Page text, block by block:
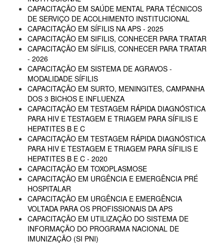
CAPACITAÇÃO EM SAÚDE MENTAL PARA TÉCNICOS
DE SERVIÇO DE ACOLHIMENTO INSTITUCIONAL
CAPACITAÇÃO EM SÍFILIS NA APS - 2025
CAPACITAÇÃO EM SIFILIS, CONHECER PARA TRATAR
CAPACITAÇÃO EM SÍFILIS, CONHECER PARA TRATAR
- 2026
CAPACITAÇÃO EM SISTEMA DE AGRAVOS -
MODALIDADE SÍFILIS
CAPACITAÇÃO EM SURTO, MENINGITES, CAMPANHA
DOS 3 BICHOS E INFLUENZA
CAPACITAÇÃO EM TESTAGEM RÁPIDA DIAGNÓSTICA
PARA HIV E TESTAGEM E TRIAGEM PARA SÍFILIS E
HEPATITES B E C
CAPACITAÇÃO EM TESTAGEM RÁPIDA DIAGNÓSTICA
PARA HIV E TESTAGEM E TRIAGEM PARA SÍFILIS E
HEPATITES B E C - 2020
CAPACITAÇÃO EM TOXOPLASMOSE
CAPACITAÇÃO EM URGÊNCIA E EMERGÊNCIA PRÉ
HOSPITALAR
CAPACITAÇÃO EM URGÊNCIA E EMERGÊNCIA
VOLTADA PARA OS PROFISSIONAIS DA APS
CAPACITAÇÃO EM UTILIZAÇÃO DO SISTEMA DE
INFORMAÇÃO DO PROGRAMA NACIONAL DE
IMUNIZAÇÃO (SI PNI)